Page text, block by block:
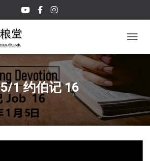
5/1 约伯记 16